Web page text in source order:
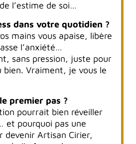
l’estime de soi…
dans votre quotidien ?
mains vous apaise, libère
l’anxiété…
sans pression, juste pour
bien. Vraiment, je vous le
premier pas ?
pourrait bien réveiller
et pourquoi pas une
devenir Artisan Cirier,